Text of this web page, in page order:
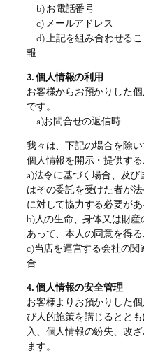
b) お電話番号
c) メールアドレス
d) 上記を組み合わせる
報
3. 個人情報の利用
お客様からお預かりした
です。
a)お問合せの返信時
我々は、下記の場合を除
個人情報を開示・提供する
a)法令に基づく場合、及
はその委託を受けた者が
に対して協力する必要が
b)人の生命、身体又は財
あって、本人の同意を得
c)当店を運営する会社の
合
4. 個人情報の安全管理
お客様よりお預かりした
び人的施策を講じるとと
入、個人情報の紛失、改
ます。